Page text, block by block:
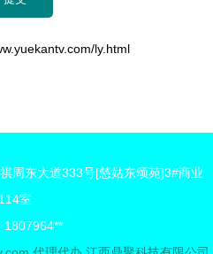
ly.html
周东大道333号[慈姑东颂苑]3#商业
114室
1807964**